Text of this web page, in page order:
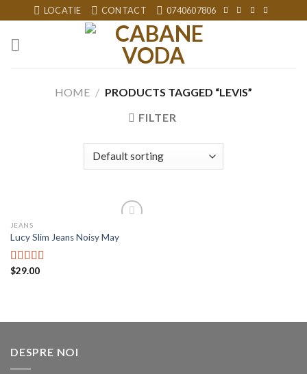
to
content
LOCATIE CONTACT 0740607806
HOME / PRODUCTS TAGGED “LEVIS”
FILTER
wishlist
JEANS
Lucy Slim Jeans Noisy May
Rated
$29.00
DESPRE NOI